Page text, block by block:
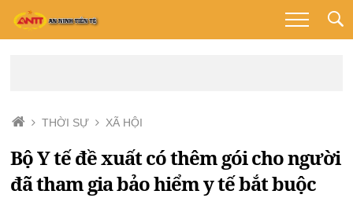
THỜI SỰ XÃ HỘI
Bộ Y tế đề xuất có thêm gói cho người
đã tham gia bảo hiểm y tế bắt buộc